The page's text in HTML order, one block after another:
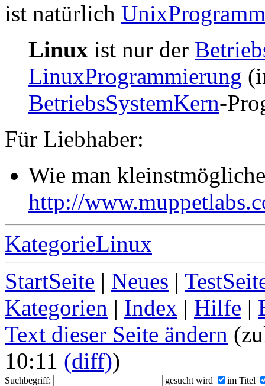
ist natürlich
Linux ist nur der
LinuxProgrammierung
BetriebsSystemKern-
Für Liebhaber:
Wie man
http://
KategorieLinux
StartSeite | Neues |
Kategorien | Index | Hilfe |
Text dieser Seite ändern
10:11 (diff))
Suchbegriff: gesucht wird im Titel